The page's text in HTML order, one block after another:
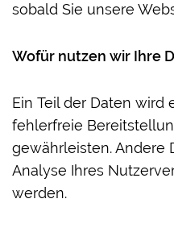
sobald Sie unsere
Wofür nutzen wir Ihre
Ein Teil der Daten wird
fehlerfreie
gewährleisten. Andere
Analyse Ihres
werden.